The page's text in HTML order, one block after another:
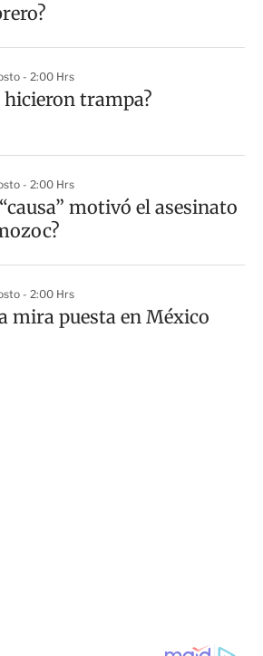
- 2:00 Hrs
hicieron trampa?
- 2:00 Hrs
motivó el asesinato
- 2:00 Hrs
mira puesta en México